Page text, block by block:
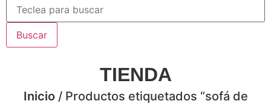
Buscar
TIENDA
Inicio/ Productos etiquetados “sofá de